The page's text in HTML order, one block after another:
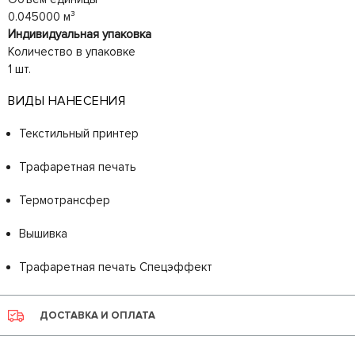
0.045000 м³
Индивидуальная упаковка
Количество в упаковке
1 шт.
ВИДЫ НАНЕСЕНИЯ
Текстильный принтер
Трафаретная печать
Термотрансфер
Вышивка
Трафаретная печать Спецэффект
ДОСТАВКА И ОПЛАТА